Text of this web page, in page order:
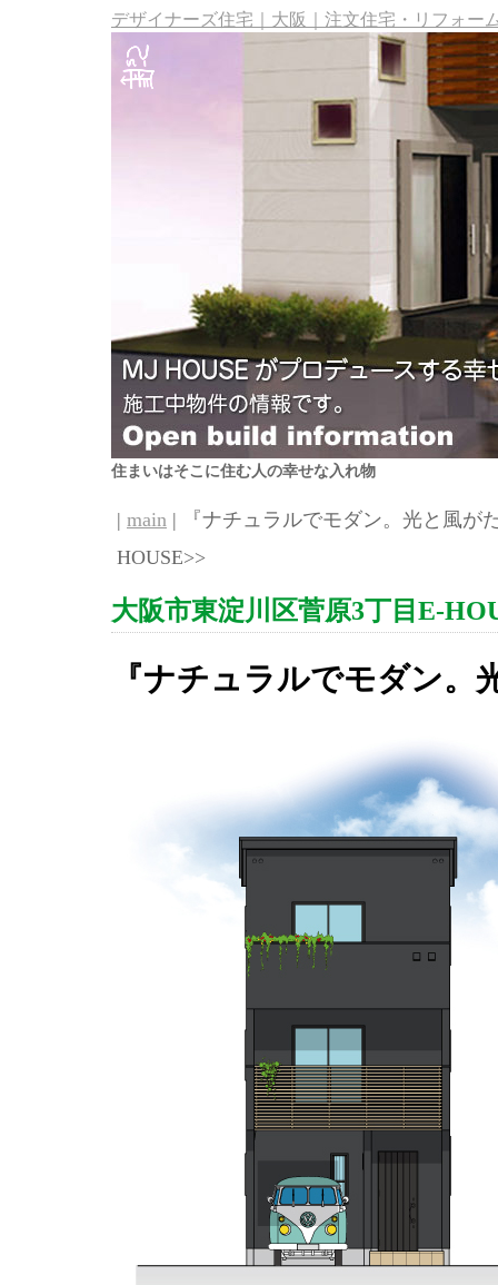
デザイナーズ住宅｜大阪｜注文住宅・リフォー
住まいはそこに住む人の幸せな入れ物
| main | 『ナチュラルでモダン。光と風が
HOUSE>>
大阪市東淀川区菅原3丁目E-
『ナチュラルでモダン